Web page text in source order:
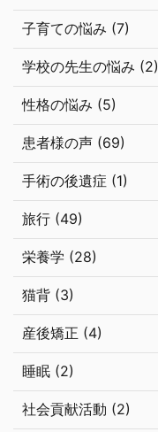
子育ての悩み (7)
学校の先生の悩み (2)
性格の悩み (5)
患者様の声 (69)
手術の後遺症 (1)
旅行 (49)
栄養学 (28)
猫背 (3)
産後矯正 (4)
睡眠 (2)
社会貢献活動 (2)